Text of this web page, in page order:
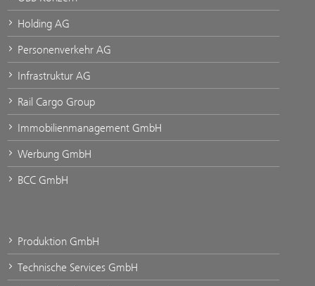
Holding AG
Personenverkehr AG
Infrastruktur AG
Rail Cargo Group
Immobilienmanagement GmbH
Werbung GmbH
BCC GmbH
Produktion GmbH
Technische Services GmbH